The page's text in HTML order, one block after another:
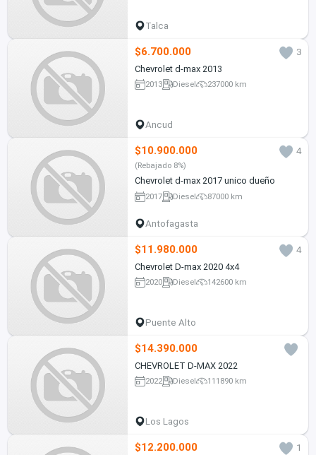
Talca
$6.700.000
3
Chevrolet d-max 2013
2013 Diesel 237000 km
Ancud
$10.900.000 4
(Rebajado 8%)
Chevrolet d-max 2017 unico dueño
2017 Diesel 87000 km
Antofagasta
$11.980.000
4
Chevrolet D-max 2020 4x4
2020 Diesel 142600 km
Puente Alto
$14.390.000
CHEVROLET D-MAX 2022
2022 Diesel 111890 km
Los Lagos
$12.200.000
1